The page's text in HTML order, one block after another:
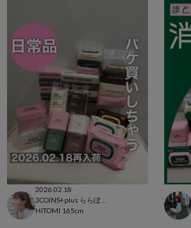
2026.02.18
HITOMI 165cm